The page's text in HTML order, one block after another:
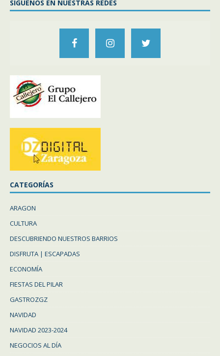
SIGUENOS EN NUESTRAS REDES
CATEGORÍAS
ARAGON
CULTURA
DESCUBRIENDO NUESTROS BARRIOS
DISFRUTA | ESCAPADAS
ECONOMÍA
FIESTAS DEL PILAR
GASTROZGZ
NAVIDAD
NAVIDAD 2023-2024
NEGOCIOS AL DÍA